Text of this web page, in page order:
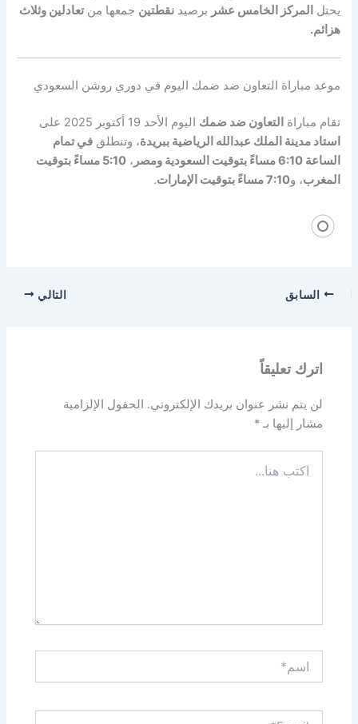
يحتل المركز الخامس عشر برصيدنقطتين جمعها منتعادلين وثلاث
هزائم.
موعد مباراة التعاون ضد ضمك اليوم في دوري روشن السعودي
تقام مباراة التعاون ضد ضمك اليوم الأحد 19 أكتوبر 2025 على
استاد مدينة الملك عبدالله الرياضية ببريدة، وتنطلقفي تمام
الساعة 6:10 مساءً بتوقيت السعودية ومصر
،
5:10 مساءً بتوقيت
المغرب، و7:10 مساءً بتوقيت الإمارات .
السابق التالي
اترك تعليقاً
لن يتم نشر عنوان بريدك الإلكتروني. الحقول الإلزامية
مشار إليها بـ*
هنا...